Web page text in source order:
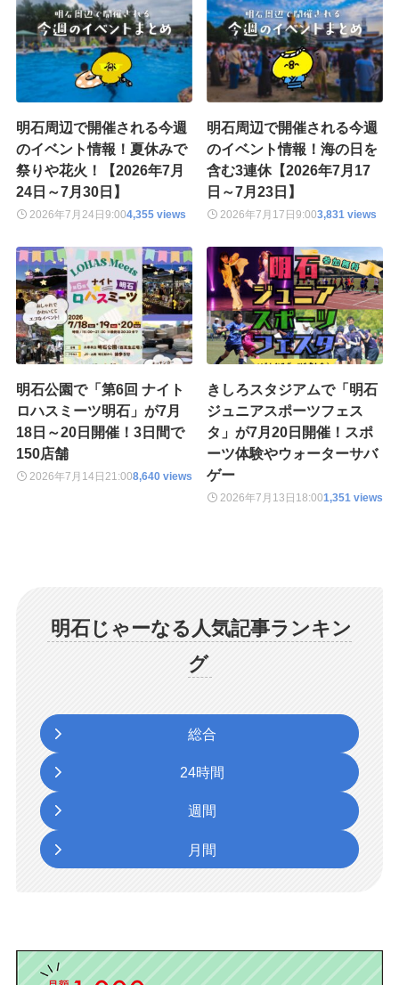
明石周辺で開催される今週
のイベント情報！夏休みで
祭りや花火！【2026年7月
24日～7月30日】
2026年7月24日9:004,355 views
明石周辺で開催される今週
のイベント情報！海の日を
含む3連休【2026年7月17
日～7月23日】
2026年7月17日9:003,831 views
明石公園で「第6回 ナイト
ロハスミーツ明石」が7月
18日～20日開催！3日間で
150店舗
2026年7月14日 21:008,640 views
きしろスタジアムで「明石
ジュニアスポーツフェス
タ」が7月20日開催！スポ
ーツ体験やウォーターサバ
ゲー
2026年7月13日 18:001,351 views
明石じゃーなる人気記事ランキン
グ
総合
24時間
週間
月間